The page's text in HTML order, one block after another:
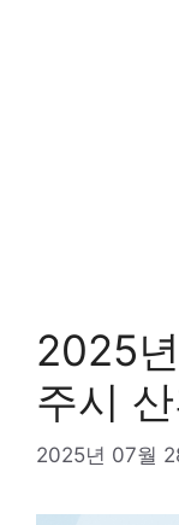
2025
주시
2025년 07월